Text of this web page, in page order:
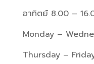
อาทิตย์ 8.00 –
Monday –
Thursday –